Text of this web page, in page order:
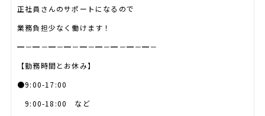
正社員さんのサポートになるので
業務負担少なく働けます！
━－━－━－━－━－━－━－━－━－
【勤務時間とお休み】
●9:00-17:00
9:00-18:00 など